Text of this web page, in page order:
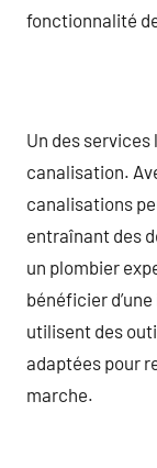
fonctionnalité
Un des
canalisation.
canalisations
entraînant des
un plombier
bénéficier
utilisent des
adaptées pour
marche.